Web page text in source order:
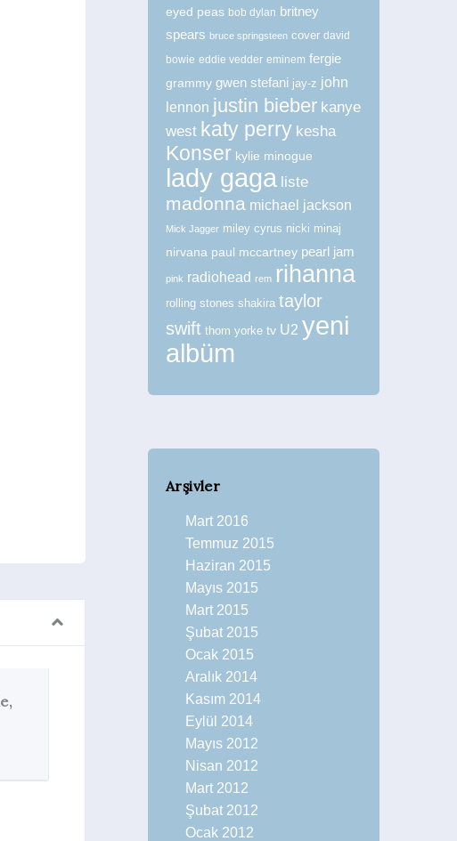
eyed peas bob dylan britney
spears bruce springsteen cover david
bowie eddie vedder eminem fergie
grammy gwen stefani jay-z john
lennon justin bieber kanye
west katy perry kesha
Konser kylie minogue
lady gaga liste
madonna michael jackson
Mick Jagger miley cyrus nicki minaj
nirvana paul mccartney pearl jam
pink radiohead rem rihanna
rolling stones shakira taylor
swift thom yorke tv U2 yeni
albüm
Arşivler
Mart 2016
Temmuz 2015
Haziran 2015
Mayıs 2015
Mart 2015
Şubat 2015
Ocak 2015
Aralık 2014
Kasım 2014
Eylül 2014
Mayıs 2012
Nisan 2012
Mart 2012
Şubat 2012
Ocak 2012